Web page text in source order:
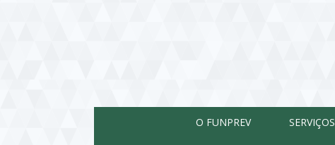
O FUNPREV SERVIÇOS